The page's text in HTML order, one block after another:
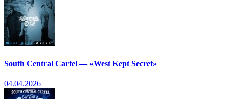
South Central Cartel — «West Kept Secret»
04.04.2026